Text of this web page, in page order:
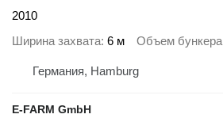
2010
Ширина захвата 6 м Объем бункера
Германия, Hamburg
E-FARM GmbH